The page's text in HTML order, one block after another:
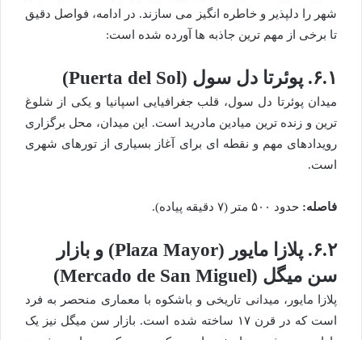
شهر را دلپذیر و خاطره انگیز می سازند. در ادامه، فواصل دقیق
تا برخی از مهم ترین جاذبه ها آورده شده است:
۶.۱. پوئرتا دل سول (Puerta del Sol)
میدان پوئرتا دل سول، قلب جغرافیایی اسپانیا و یکی از شلوغ
ترین و زنده ترین میادین مادرید است. این میدان، محل برگزاری
رویدادهای مهم و نقطه ای برای آغاز بسیاری از تورهای شهری
است.
فاصله: حدود ۵۰۰ متر (۷ دقیقه پیاده).
۶.۲. پلازا مایور (Plaza Mayor) و بازار
سن میگل (Mercado de San Miguel)
پلازا مایور، میدانی تاریخی و باشکوه با معماری منحصر به فرد
است که در قرن ۱۷ ساخته شده است. بازار سن میگل نیز یک